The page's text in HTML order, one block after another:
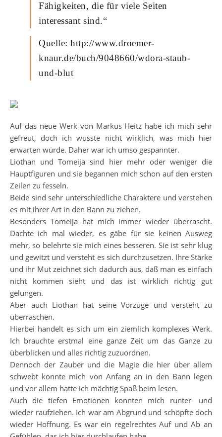
Fähigkeiten, die für viele Seiten
interessant sind.“
Quelle: http://www.droemer-
knaur.de/buch/9048660/wdora-staub-
und-blut
Auf das neue Werk von Markus Heitz habe ich mich sehr
gefreut, doch ich wusste nicht wirklich, was mich hier
erwarten würde. Daher war ich umso gespannter.
Liothan und Tomeija sind hier mehr oder weniger die
Hauptfiguren und sie begannen mich schon auf den ersten
Zeilen zu fesseln.
Beide sind sehr unterschiedliche Charaktere und verstehen
es mit ihrer Art in den Bann zu ziehen.
Besonders Tomeija hat mich immer wieder überrascht.
Dachte ich mal wieder, es gäbe für sie keinen Ausweg
mehr, so belehrte sie mich eines besseren. Sie ist sehr klug
und gewitzt und versteht es sich durchzusetzen. Ihre Stärke
und ihr Mut zeichnet sich dadurch aus, daß man es einfach
nicht kommen sieht und das ist wirklich richtig gut
gelungen.
Aber auch Liothan hat seine Vorzüge und versteht zu
überraschen.
Hierbei handelt es sich um ein ziemlich komplexes Werk.
Ich brauchte erstmal eine ganze Zeit um das Ganze zu
überblicken und alles richtig zuzuordnen.
Dennoch der Zauber und die Magie die hier über allem
schwebt konnte mich von Anfang an in den Bann legen
und vor allem hatte ich mächtig Spaß beim lesen.
Auch die tiefen Emotionen konnten mich runter- und
wieder raufziehen. Ich war am Abgrund und schöpfte doch
wieder Hoffnung. Es war ein regelrechtes Auf und Ab an